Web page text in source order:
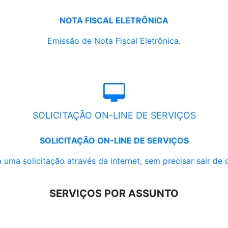
NOTA FISCAL ELETRÔNICA
Emissão de Nota Fiscal Eletrônica.
SOLICITAÇÃO ON-LINE DE SERVIÇOS
SOLICITAÇÃO ON-LINE DE SERVIÇOS
uma solicitação através da internet, sem precisar sair de
SERVIÇOS POR ASSUNTO